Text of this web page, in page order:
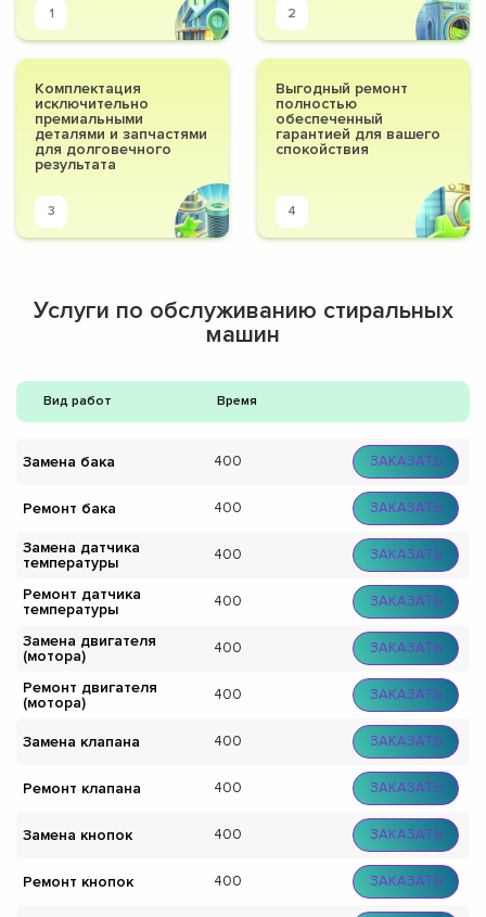
1 2
Комплектация
исключительно
премиальными
деталями и запчастями
для долговечного
результата
3
Выгодный ремонт
полностью
обеспеченный
гарантией для вашего
спокойствия
4
Услуги по обслуживанию стиральных
машин
Вид работ Время
Замена бака 400 ЗАКАЗАТЬ
Ремонт бака 400 ЗАКАЗАТЬ
Замена датчика
температуры
400 ЗАКАЗАТЬ
Ремонт датчика
температуры
400 ЗАКАЗАТЬ
Замена двигателя
(мотора)
400 ЗАКАЗАТЬ
Ремонт двигателя
(мотора)
400 ЗАКАЗАТЬ
Замена клапана 400 ЗАКАЗАТЬ
Ремонт клапана 400 ЗАКАЗАТЬ
Замена кнопок 400 ЗАКАЗАТЬ
Ремонт кнопок 400 ЗАКАЗАТЬ